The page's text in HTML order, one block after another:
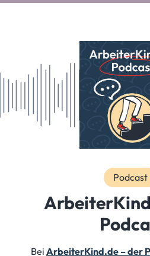
Podcast
Bei ArbeiterKind.de – der